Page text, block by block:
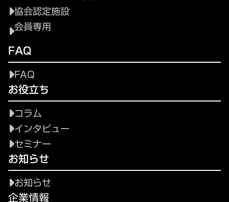
協会認定施設
会員専用
FAQ
FAQ
お役立ち
コラム
インタビュー
セミナー
お知らせ
お知らせ
企業情報